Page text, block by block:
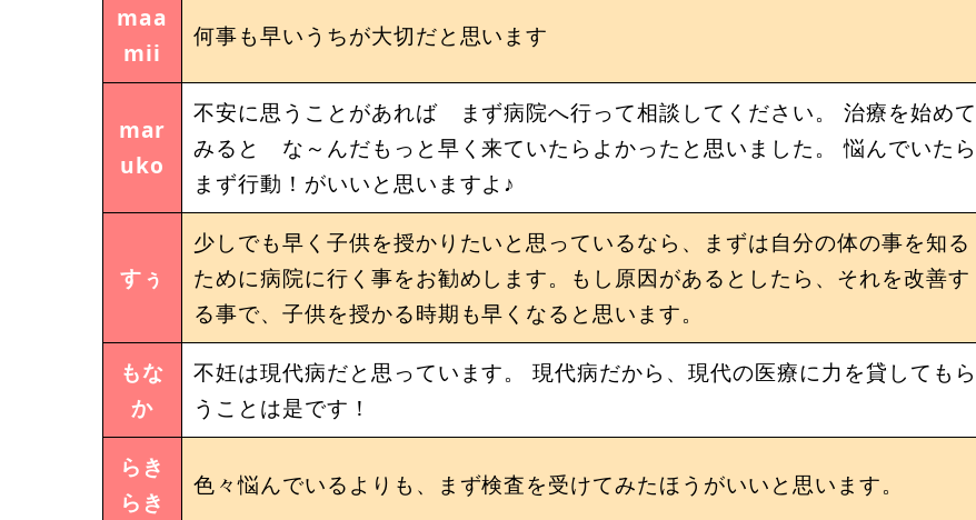
maa
mii
何事も早いうちが大切だと思います
mar
uko
不安に思うことがあれば まず病院へ行って相談してください。 治療を始めて
みると な～んだもっと早く来ていたらよかったと思いました。 悩んでいたら
まず行動！がいいと思いますよ♪
すぅ
少しでも早く子供を授かりたいと思っているなら、まずは自分の体の事を知る
ために病院に行く事をお勧めします。もし原因があるとしたら、それを改善す
る事で、子供を授かる時期も早くなると思います。
もな
か
不妊は現代病だと思っています。 現代病だから、現代の医療に力を貸してもら
うことは是です！
らき
らき
色々悩んでいるよりも、まず検査を受けてみたほうがいいと思います。